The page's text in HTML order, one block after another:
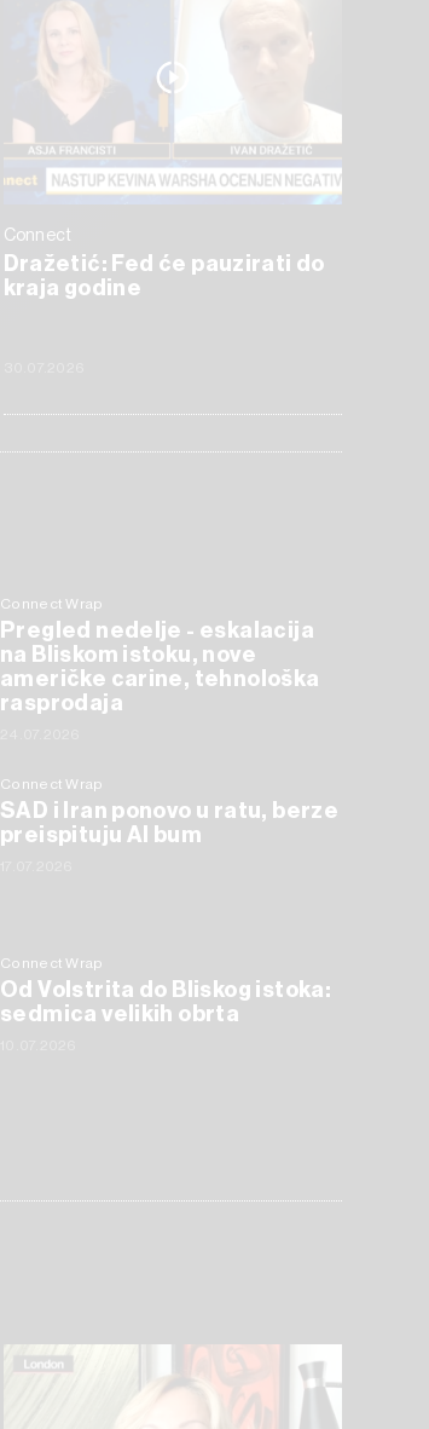
Connect
Dražetić: Fed će pauzirati do
kraja godine
Connect Wrap
Pregled nedelje - eskalacija
na Bliskom istoku, nove
američke carine, tehnološka
rasprodaja
Connect Wrap
SAD i Iran ponovo u ratu, berze
preispituju AI bum
Connect Wrap
Od Volstrita do Bliskog istoka:
sedmica velikih obrta